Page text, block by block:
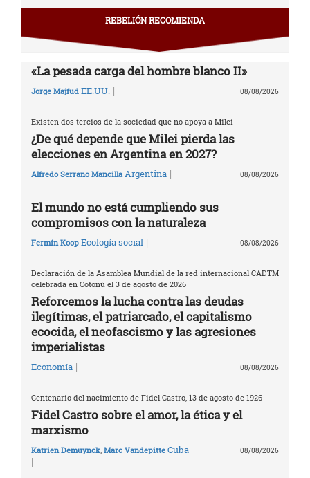
REBELIÓN RECOMIENDA
«La pesada carga del hombre blanco II»
Jorge Majfud EE.UU. | 08/08/2026
Existen dos tercios de la sociedad que no apoya a Milei
¿De qué depende que Milei pierda las
elecciones en Argentina en 2027?
Alfredo Serrano Mancilla Argentina | 08/08/2026
El mundo no está cumpliendo sus
compromisos con la naturaleza
Fermín Koop Ecología social | 08/08/2026
Declaración de la Asamblea Mundial de la red internacional CADTM
celebrada en Cotonú el 3 de agosto de 2026
Reforcemos la lucha contra las deudas
ilegítimas, el patriarcado, el capitalismo
ecocida, el neofascismo y las agresiones
imperialistas
Economía | 08/08/2026
Centenario del nacimiento de Fidel Castro, 13 de agosto de 1926
Fidel Castro sobre el amor, la ética y el
marxismo
Katrien Demuynck, Marc Vandepitte Cuba
|
08/08/2026